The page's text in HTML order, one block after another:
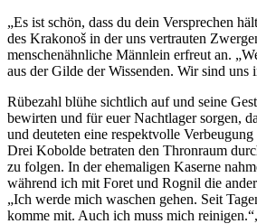
„Es ist schön, dass du dein Versprechen
des Krakonoš in der uns vertrauten
menschenähnliche Männlein erfreut an.
aus der Gilde der Wissenden. Wir sind uns
Rübezahl blühe sichtlich auf und seine
bewirten und für euer Nachtlager sorgen,
und deuteten eine respektvolle
Drei Kobolde betraten den Thronraum
zu folgen. In der ehemaligen Kaserne
während ich mit Foret und Rognil die
„Ich werde mich waschen gehen. Seit
komme mit. Auch ich muss mich